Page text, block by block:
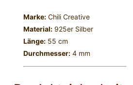
Marke: Chili Creative
Material: 925er Silber
Länge: 55 cm
Durchmesser: 4 mm